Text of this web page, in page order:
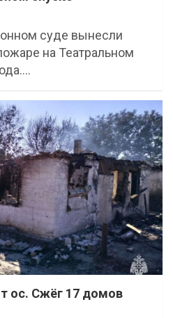
суде вынесли
на Театральном
ос. Сжёг 17 домов